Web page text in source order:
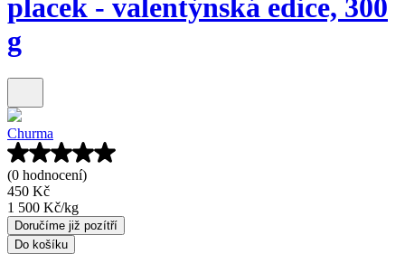
placek - valentýnská edice, 300
g
Churma
(0 hodnocení)
450 Kč
1 500 Kč/kg
Doručíme již pozítří
Do košíku